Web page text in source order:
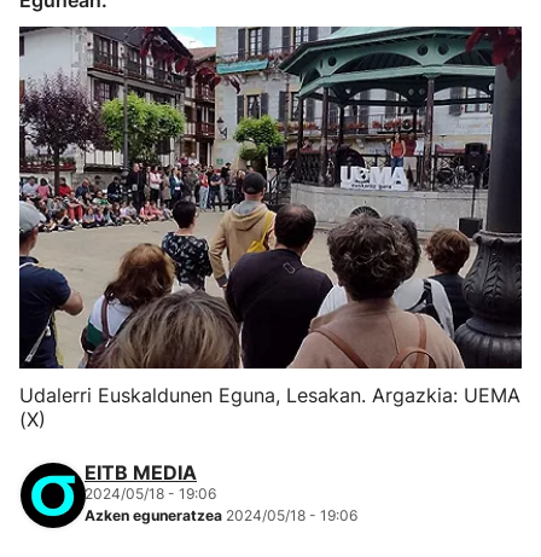
Udalerri Euskaldunen Eguna, Lesakan. Argazkia: UEMA
(X)
EITB MEDIA
2024/05/18 - 19:06
Azken eguneratzea 2024/05/18 - 19:06